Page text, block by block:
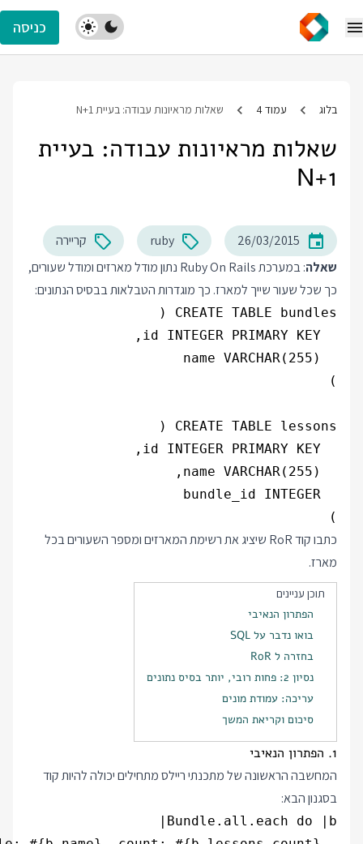
כניסה
בלוג עמוד 4 שאלות מראיונות עבודה: בעיית N+1
שאלות מראיונות עבודה: בעיית
N+1
26/03/2015
ruby
קריירה
שאלה
: במערכת Ruby On Rails נתון מודל מארזים ומודל שעורים,
כך שכל שעור שייך למארז. כך מוגדרות הטבלאות בבסיס הנתונים:
)
כתבו קוד RoR שיציג את רשימת המארזים ומספר השעורים בכל
מארז.
תוכן עניינים
הפתרון הנאיבי
בואו נדבר על SQL
בחזרה ל RoR
נסיון 2: פחות רובי, יותר בסיס נתונים
עריכה: עמודת מונים
סיכום וקריאת המשך
1. הפתרון הנאיבי
המחשבה הראשונה של מתכנתי ריילס מתחילים יכולה להיות קוד
בסגנון הבא: